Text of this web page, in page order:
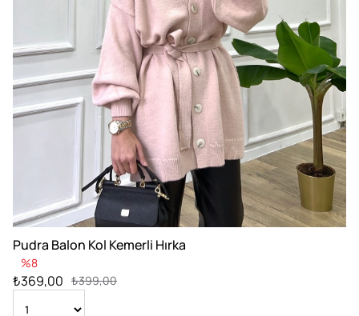
Pudra Balon Kol Kemerli Hırka
8
₺399,00
₺369,00